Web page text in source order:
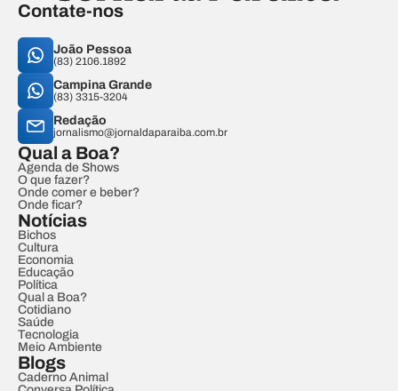
Contate-nos
João Pessoa
(83) 2106.1892
Campina Grande
(83) 3315-3204
Redação
jornalismo@jornaldaparaiba.com.br
Qual a Boa?
Agenda de Shows
O que fazer?
Onde comer e beber?
Onde ficar?
Notícias
Bichos
Cultura
Economia
Educação
Política
Qual a Boa?
Cotidiano
Saúde
Tecnologia
Meio Ambiente
Blogs
Caderno Animal